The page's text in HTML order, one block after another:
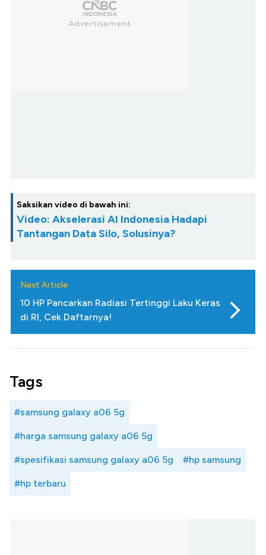
Saksikan video di bawah ini:
Video: Akselerasi AI Indonesia Hadapi
Tantangan Data Silo, Solusinya?
Next Article
10 HP Pancarkan Radiasi Tertinggi Laku Keras
di RI, Cek Daftarnya!
Tags
#samsung galaxy a06 5g
#harga samsung galaxy a06 5g
#spesifikasi samsung galaxy a06 5g #hp samsung
#hp terbaru